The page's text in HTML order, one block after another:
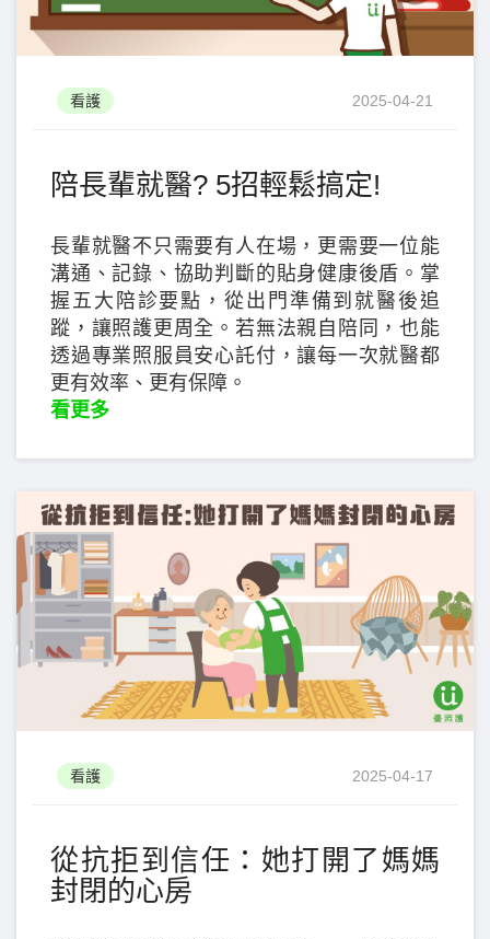
看護 2025-04-21
陪長輩就醫? 5招輕鬆搞定!
長輩就醫不只需要有人在場，更需要一位能
溝通、記錄、協助判斷的貼身健康後盾。掌
握五大陪診要點，從出門準備到就醫後追
蹤，讓照護更周全。若無法親自陪同，也能
透過專業照服員安心託付，讓每一次就醫都
更有效率、更有保障。
看更多
看護 2025-04-17
從抗拒到信任：她打開了媽媽
封閉的心房